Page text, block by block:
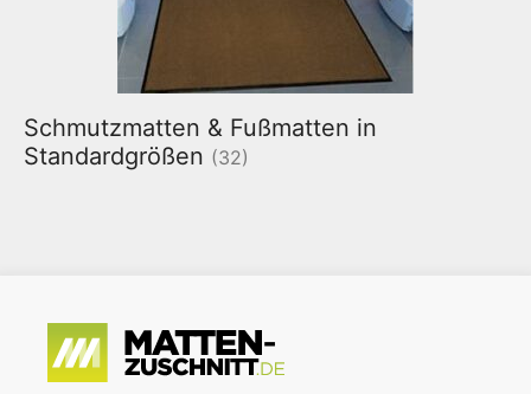
Schmutzmatten & Fußmatten in
Standardgrößen (32)